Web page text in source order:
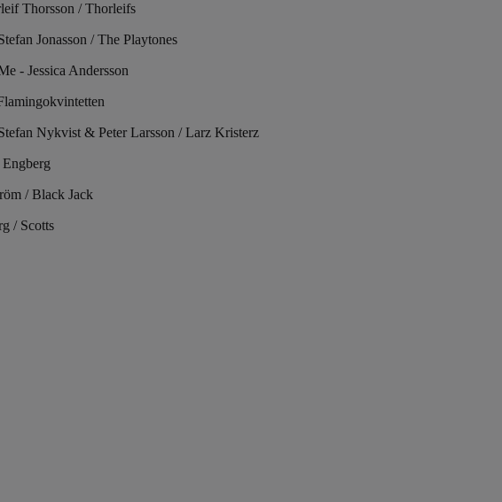
Thorsson / Thorleifs
Jonasson / The Playtones
- Jessica Andersson
Nykvist & Peter Larsson / Larz Kristerz
/ Black Jack
/ Scotts